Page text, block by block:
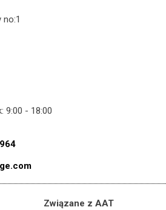
9:00 - 18:00
Związane z AAT